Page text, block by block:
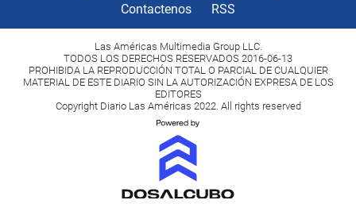
Contactenos RSS
Las Américas Multimedia Group LLC.
TODOS LOS DERECHOS RESERVADOS 2016-06-13
PROHIBIDA LA REPRODUCCIÓN TOTAL O PARCIAL DE CUALQUIER
MATERIAL DE ESTE DIARIO SIN LA AUTORIZACIÓN EXPRESA DE LOS
EDITORES
Copyright Diario Las Américas 2022. All rights reserved